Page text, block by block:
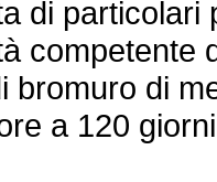
di
competente
bromuro di
a 120